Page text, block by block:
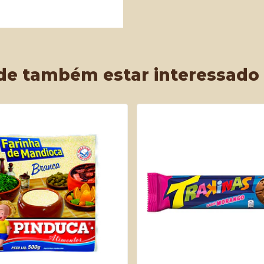
também estar interessado